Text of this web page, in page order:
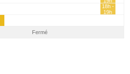
18h -
19h
Fermé